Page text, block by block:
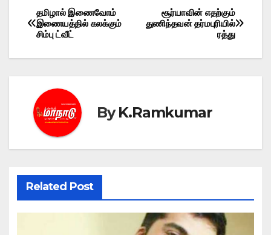
Post
navigation
சூர்யாவின் எதற்கும்
துணிந்தவன் தர்மபுரியில்
ரத்து
தமிழால் இணைவோம்
இணையத்தில் கலக்கும்
சிம்பு ட்வீட்
ByK.Ramkumar
Related Post